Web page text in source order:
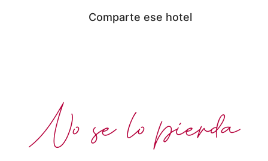
Comparte ese hotel
No se lo pierda